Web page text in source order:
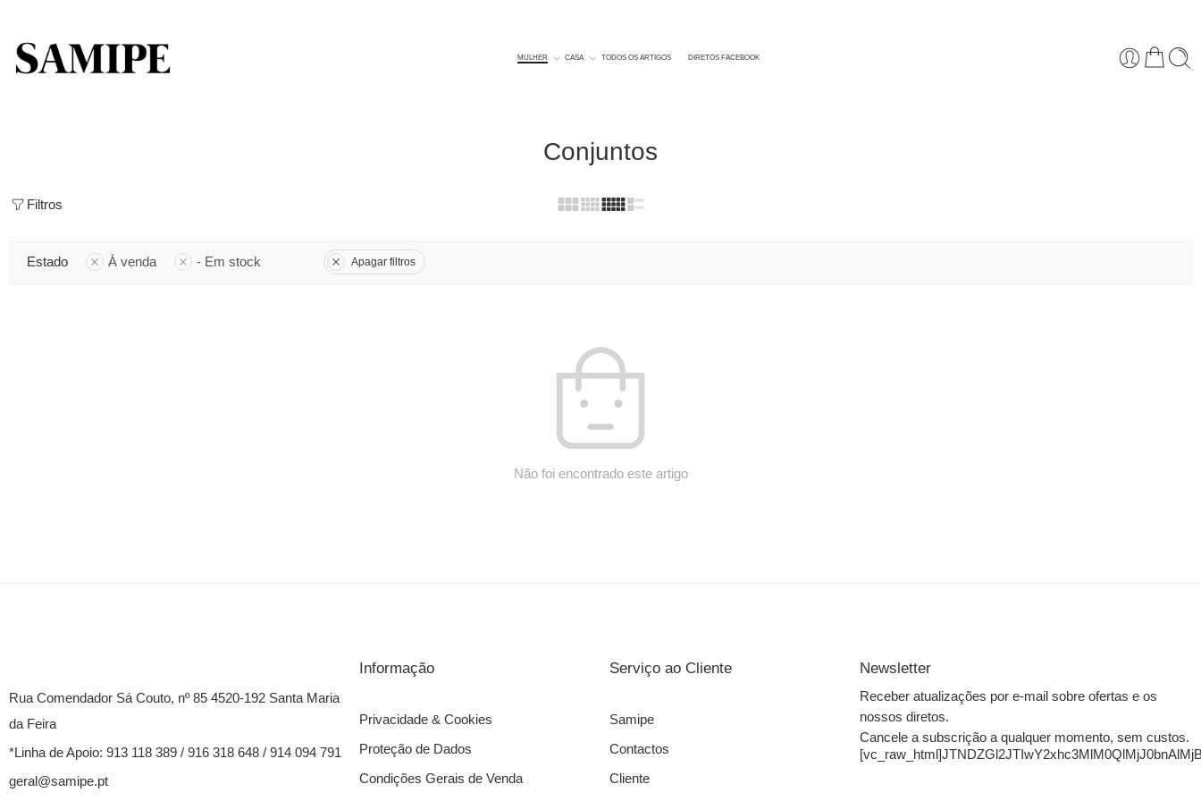
MULHER CASA TODOS OS ARTIGOS DIRETOS FACEBOOK
Conjuntos
Filtros
Estado À venda - Em stock Apagar filtros
Não foi encontrado este artigo
Rua Comendador Sá Couto, nº 85 4520-192 Santa Maria
da Feira
*Linha de Apoio: 913 118 389 / 916 318 648 / 914 094 791
geral@samipe.pt
Informação
Privacidade & Cookies
Proteção de Dados
Condições Gerais de Venda
Serviço ao Cliente
Samipe
Contactos
Cliente
Newsletter
Receber atualizações por e-mail sobre ofertas e os
nossos diretos.
Cancele a subscrição a qualquer momento, sem custos.